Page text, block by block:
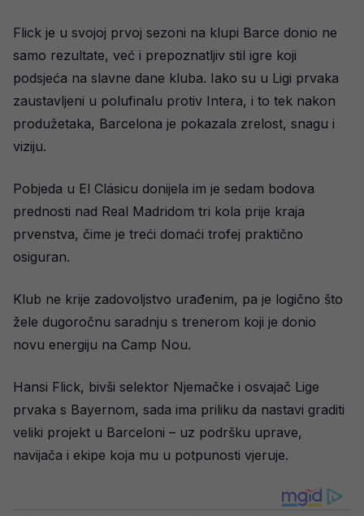
Flick je u svojoj prvoj sezoni na klupi Barce donio ne
samo rezultate, već i prepoznatljiv stil igre koji
podsjeća na slavne dane kluba. Iako su u Ligi prvaka
zaustavljeni u polufinalu protiv Intera, i to tek nakon
produžetaka, Barcelona je pokazala zrelost, snagu i
viziju.
Pobjeda u El Clásicu donijela im je sedam bodova
prednosti nad Real Madridom tri kola prije kraja
prvenstva, čime je treći domaći trofej praktično
osiguran.
Klub ne krije zadovoljstvo urađenim, pa je logično što
žele dugoročnu saradnju s trenerom koji je donio
novu energiju na Camp Nou.
Hansi Flick, bivši selektor Njemačke i osvajač Lige
prvaka s Bayernom, sada ima priliku da nastavi graditi
veliki projekt u Barceloni – uz podršku uprave,
navijača i ekipe koja mu u potpunosti vjeruje.